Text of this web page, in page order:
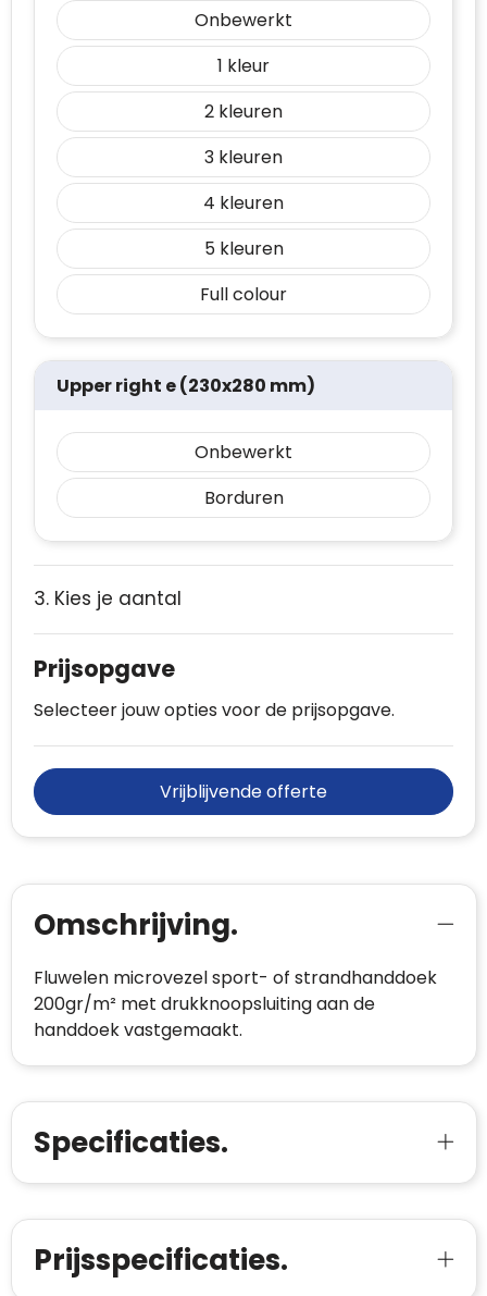
Onbewerkt
1
2
3
4
5
Full colour
Upper right e (230x280 mm)
Onbewerkt
Borduren
3. Kies je aantal
Prijsopgave
Selecteer jouw opties voor de prijsopgave.
Vrijblijvende offerte
Omschrijving.
Fluwelen microvezel sport- of strandhanddoek
200gr/m² met drukknoopsluiting aan de
handdoek vastgemaakt.
Specificaties.
Prijsspecificaties.